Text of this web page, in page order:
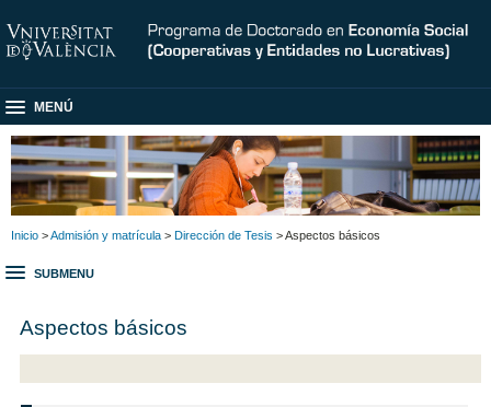
MENÚ
Inicio >Admisión y matrícula > Dirección de Tesis > Aspectos básicos
SUBMENU
Aspectos básicos